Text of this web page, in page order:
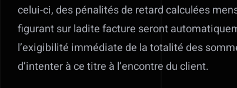
celui-ci, des pénalités de retard calculées
figurant sur ladite facture seront
l’exigibilité immédiate de la totalité des
d’intenter à ce titre à l’encontre du client.